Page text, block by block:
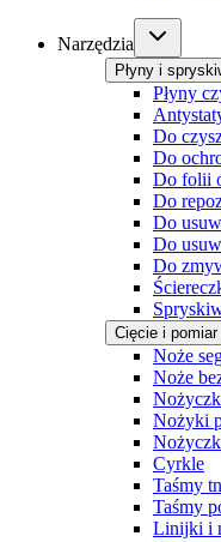
Narzędzia
Płyny i
Płyny
Do
Do
Do folii
Do
Do
Do
Do
Cięcie i pomiar
Noże
Noże
Nożyki
Cyrkle
Taśmy
Taśmy
Linijki i